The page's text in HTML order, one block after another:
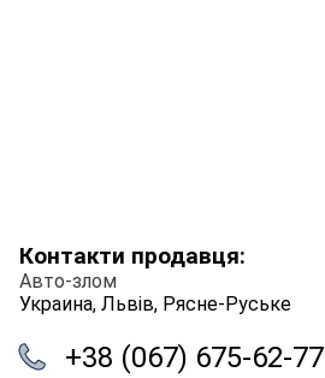
Контакти продавця:
Авто-злом
Украина, Львів, Рясне-Руське
+38 (067) 675-62-77